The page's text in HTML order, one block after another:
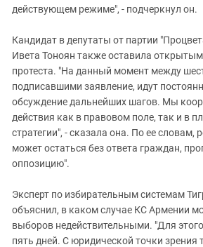
действующем режиме", - подчеркнул он.
Кандидат в депутаты от партии
Ивета Тоноян также оставила
протеста. "На данный момент между
подписавшими заявление, идут
обсуждение дальнейших шагов. Мы
действия как в правовом поле, так и в
стратегии", - сказала она. По ее словам,
может остаться без ответа граждан,
оппозицию".
Эксперт по избирательным системам
объяснил, в каком случае КС Армении
выборов недействительными. "Для
пять дней. С юридической точки зрения